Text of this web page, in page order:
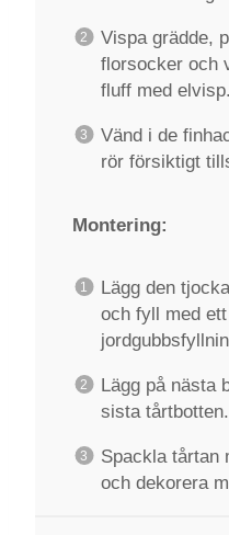
Vispa grädde,
florsocker och
fluff med elvisp.
Vänd i de
rör försiktigt
Montering:
Lägg den
och fyll med
Lägg på nästa
sista tårtbotten.
Spackla tårtan
och dekorera